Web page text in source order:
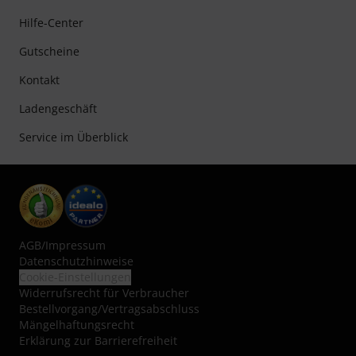
Hilfe-Center
Gutscheine
Kontakt
Ladengeschäft
Service im Überblick
AGB/Impressum
Datenschutzhinweise
Widerrufsrecht für Verbraucher
Bestellvorgang/Vertragsabschluss
Mängelhaftungsrecht
Erklärung zur Barrierefreiheit